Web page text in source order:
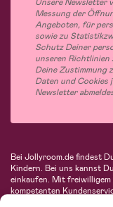
Messung der
Angeboten, für
sowie zu
Schutz Deiner
unseren Richtlinien
Deine Zustimmung
Daten und Cookies
Newsletter
Bei Jollyroom.de findest
Kindern. Bei uns kannst
einkaufen. Mit freiwilligem
kompetenten